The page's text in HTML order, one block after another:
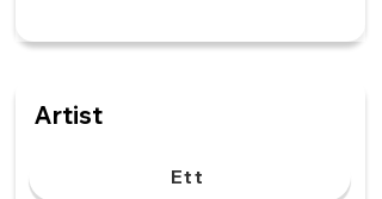
Artist
Ett